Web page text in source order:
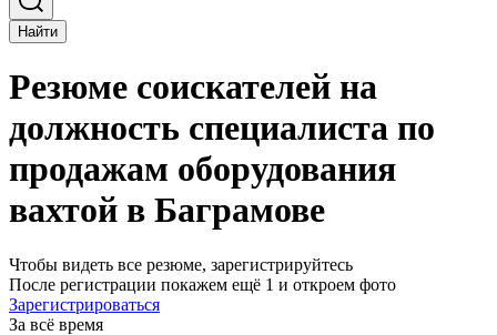
Найти
Резюме соискателей на
должность специалиста по
продажам оборудования
вахтой в Баграмове
Чтобы видеть все резюме, зарегистрируйтесь
После регистрации покажем ещё 1 и откроем фото
Зарегистрироваться
За всё время